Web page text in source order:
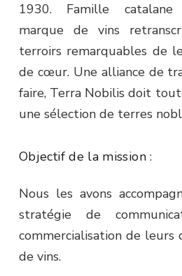
1930. Famille
marque de vins
terroirs remarquables de
de cœur. Une alliance de
faire, Terra Nobilisdoit
une sélection de terres
Objectif de la mission :
Nous les avons
stratégie de
commercialisation de leurs
de vins.